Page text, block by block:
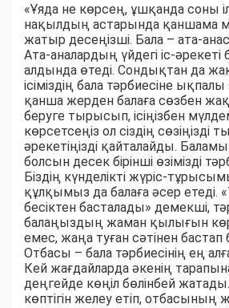
«Ұяда не көрсең, ұшқанда соны
нақылдың астарында қаншама
жатыр десеңізші. Бала – ата-
Ата-аналардың үйдегі іс-
алдында өтеді. Сондықтан да
ісіміздің бала тәрбиесіне
қанша жерден балаға сөзбен
беруге тырысып, ісіңізбен
көрсетсеңіз ол сіздің сөзіңізді
әрекетіңізді қайталайды.
болсын десек бірінші өзімізді
Біздің күнделікті жүріс-
құлқымыз да балаға әсер етеді.
бесіктен басталады» демекші,
балаңыздың жаман қылығын
емес, жаңа туған сәтінен бастап
Отбасы – бала тәрбиесінің ең
Кей жағдайларда әкенің
деңгейде көңіл бөлінбей
көптігін желеу етіп, отбасының